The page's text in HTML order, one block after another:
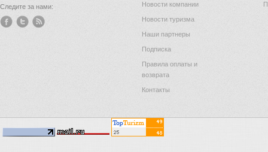
Следите за нами: Новости компании
Новости туризма
Наши партнеры
Подписка
Правила оплаты и
возврата
Контакты